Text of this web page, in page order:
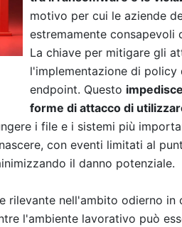
motivo per cui le aziende
estremamente consapevoli
La chiave per mitigare gli
l'implementazione di
endpoint. Questo
forme di attacco di
i file e i sistemi più
con eventi limitati al
il danno potenziale.
rilevante nell'ambito odierno in
l'ambiente lavorativo può